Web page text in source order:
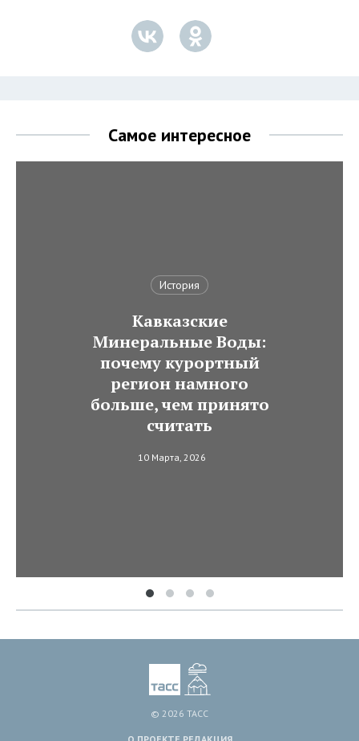
Самое интересное
История
Кавказские
Минеральные Воды:
почему курортный
регион намного
больше, чем принято
считать
10 Марта, 2026
© 2026 ТАСС